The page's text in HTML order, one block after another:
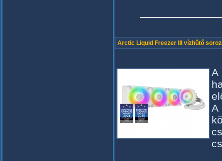
Arctic Liquid Freezer III vízhűtő